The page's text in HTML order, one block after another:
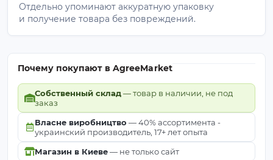
Отдельно упоминают аккуратную упаковку
и получение товара без повреждений.
Почему покупают в AgreeMarket
Собственный склад— товар в наличии, не под
заказ
Власне виробництво — 40% ассортимента -
украинский производитель, 17+ лет опыта
Магазин в Киеве— не только сайт